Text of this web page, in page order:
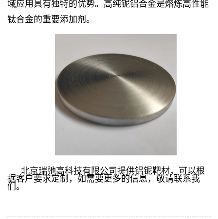
域应用具有独特的优势。高纯铌铝合金是熔炼高性能
钛合金的重要添加剂。
北京瑞弛高科技有限公司提供铝铌靶材，可以根
据客户要求定制，如需要更多的信息，敬请联系我
们。